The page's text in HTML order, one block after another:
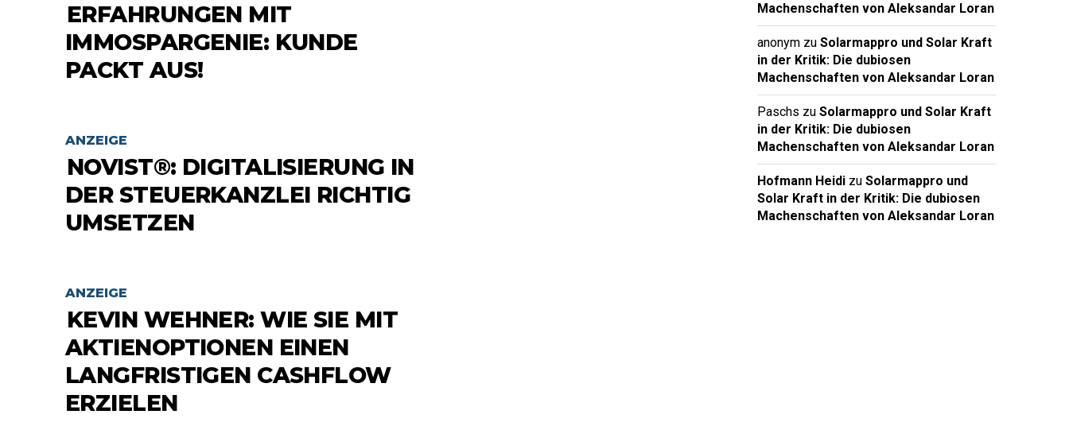
ERFAHRUNGEN MIT
IMMOSPARGENIE: KUNDE
PACKT AUS!
ANZEIGE
NOVIST®: DIGITALISIERUNG IN
DER STEUERKANZLEI RICHTIG
UMSETZEN
ANZEIGE
KEVIN WEHNER: WIE SIE MIT
AKTIENOPTIONEN EINEN
LANGFRISTIGEN CASHFLOW
ERZIELEN
Machenschaften von Aleksandar Loran
anonym zu Solarmappro und Solar Kraft
in der Kritik: Die dubiosen
Machenschaften von Aleksandar Loran
Paschs zu Solarmappro und Solar Kraft
in der Kritik: Die dubiosen
Machenschaften von Aleksandar Loran
Hofmann Heidi zu Solarmappro und
Solar Kraft in der Kritik: Die dubiosen
Machenschaften von Aleksandar Loran